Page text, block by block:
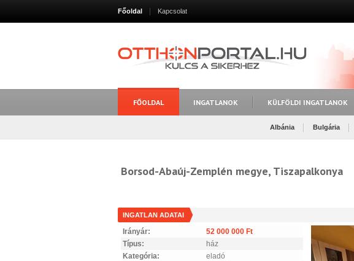
Főoldal Kapcsolat
FŐOLDAL INGATLANOK KÜLFÖLDI INGATLANOK
Albánia Bulgária
Borsod-Abaúj-Zemplén megye, Tiszapalkonya
INGATLAN ADATAI
Irányár:
52 000 000 Ft
Típus:
ház
Kategória:
eladó